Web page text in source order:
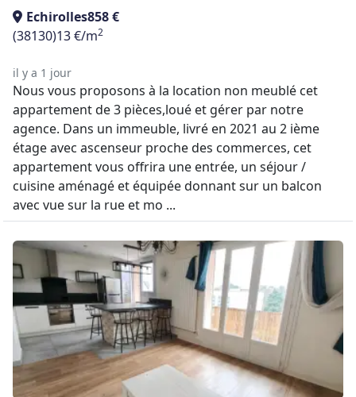
Echirolles858 €
(38130)13 €/m2
il y a 1 jour
Nous vous proposons à la location non meublé cet
appartement de 3 pièces,loué et gérer par notre
agence. Dans un immeuble, livré en 2021 au 2 ième
étage avec ascenseur proche des commerces, cet
appartement vous offrira une entrée, un séjour /
cuisine aménagé et équipée donnant sur un balcon
avec vue sur la rue et mo ...